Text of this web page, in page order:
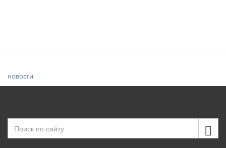
новости